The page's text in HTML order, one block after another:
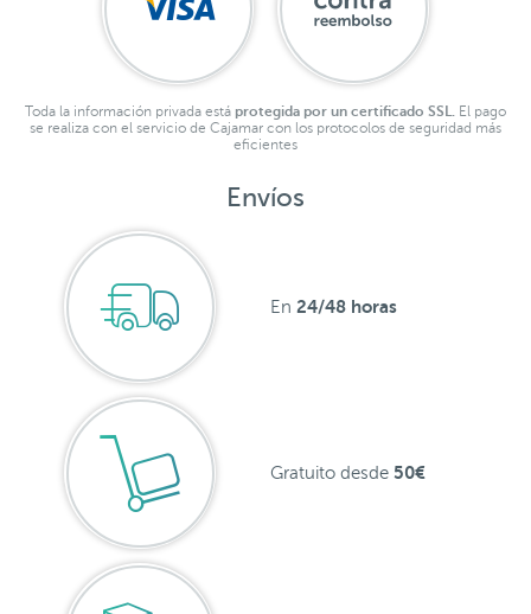
Toda la información privada está protegida por un certificado SSL. El pago
se realiza con el servicio de Cajamar con los protocolos de seguridad más
eficientes
Envíos
En 24/48 horas
Gratuito desde 50€